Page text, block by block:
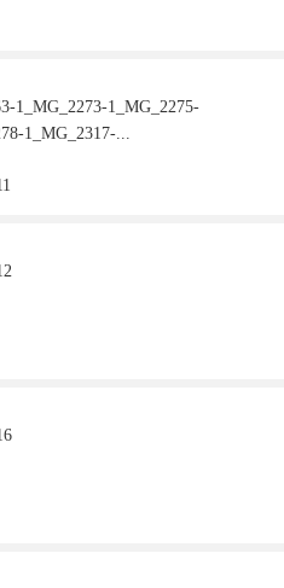
1_MG_2273-1_MG_2275-
1_MG_2317-...